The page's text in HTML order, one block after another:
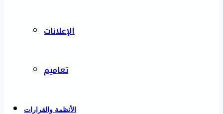
الإعلانات
تعاميم
الأنظمة والقرارات